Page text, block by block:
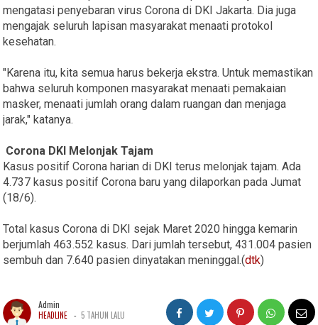
mengatasi penyebaran virus Corona di DKI Jakarta. Dia juga
mengajak seluruh lapisan masyarakat menaati protokol
kesehatan.
"Karena itu, kita semua harus bekerja ekstra. Untuk memastikan
bahwa seluruh komponen masyarakat menaati pemakaian
masker, menaati jumlah orang dalam ruangan dan menjaga
jarak," katanya.
Corona DKI Melonjak Tajam
Kasus positif Corona harian di DKI terus melonjak tajam. Ada
4.737 kasus positif Corona baru yang dilaporkan pada Jumat
(18/6).
Total kasus Corona di DKI sejak Maret 2020 hingga kemarin
berjumlah 463.552 kasus. Dari jumlah tersebut, 431.004 pasien
sembuh dan 7.640 pasien dinyatakan meninggal.(dtk)
Admin
HEADLINE - 5 TAHUN LALU